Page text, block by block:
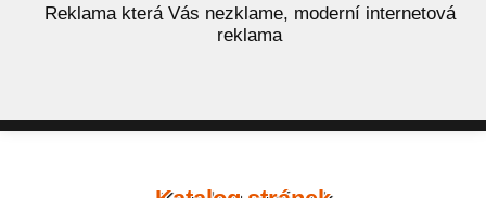
Reklama která Vás nezklame, moderní internetová
reklama